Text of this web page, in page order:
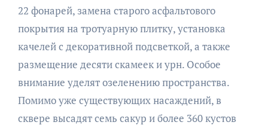
22 фонарей, замена старого асфальтового
покрытия на тротуарную плитку, установка
качелей с декоративной подсветкой, а также
размещение десяти скамеек и урн. Особое
внимание уделят озеленению пространства.
Помимо уже существующих насаждений, в
сквере высадят семь сакур и более 360 кустов